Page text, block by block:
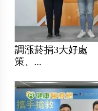
調漲菸捐3大好處
策、...